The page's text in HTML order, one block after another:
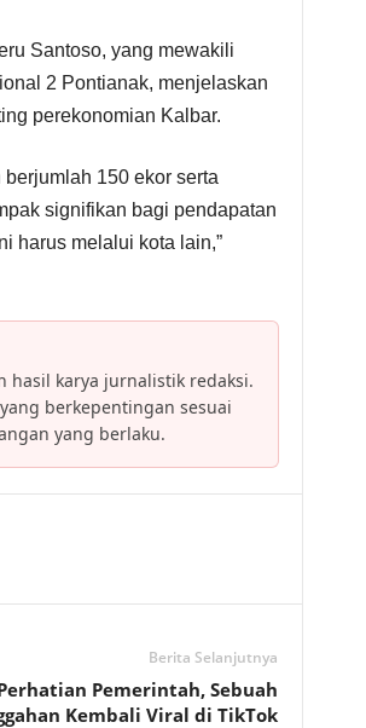
Santoso, yang mewakili
2 Pontianak, menjelaskan
perekonomian Kalbar.
150 ekor serta
signifikan bagi pendapatan
harus melalui kota lain,”
hasil karya jurnalistik redaksi.
berkepentingan sesuai
yang berlaku.
Berita Selanjutnya
Pemerintah, Sebuah
Kembali Viral di TikTok